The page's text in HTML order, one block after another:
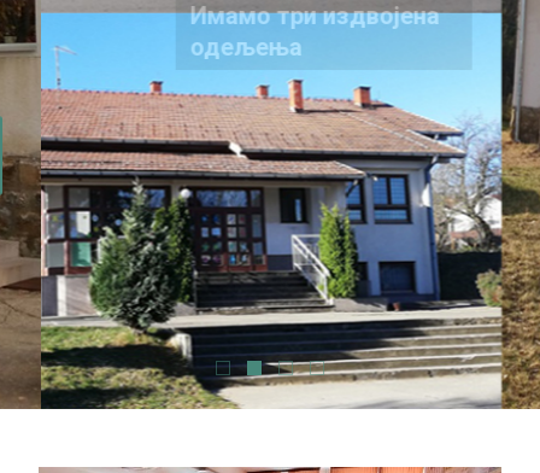
Имамо три издвојена
одељења
Информација за родитеље у вези са
еЗаказивањем термина за упис и тестирање
детета у ОШ